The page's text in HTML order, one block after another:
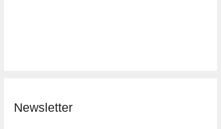
Newsletter